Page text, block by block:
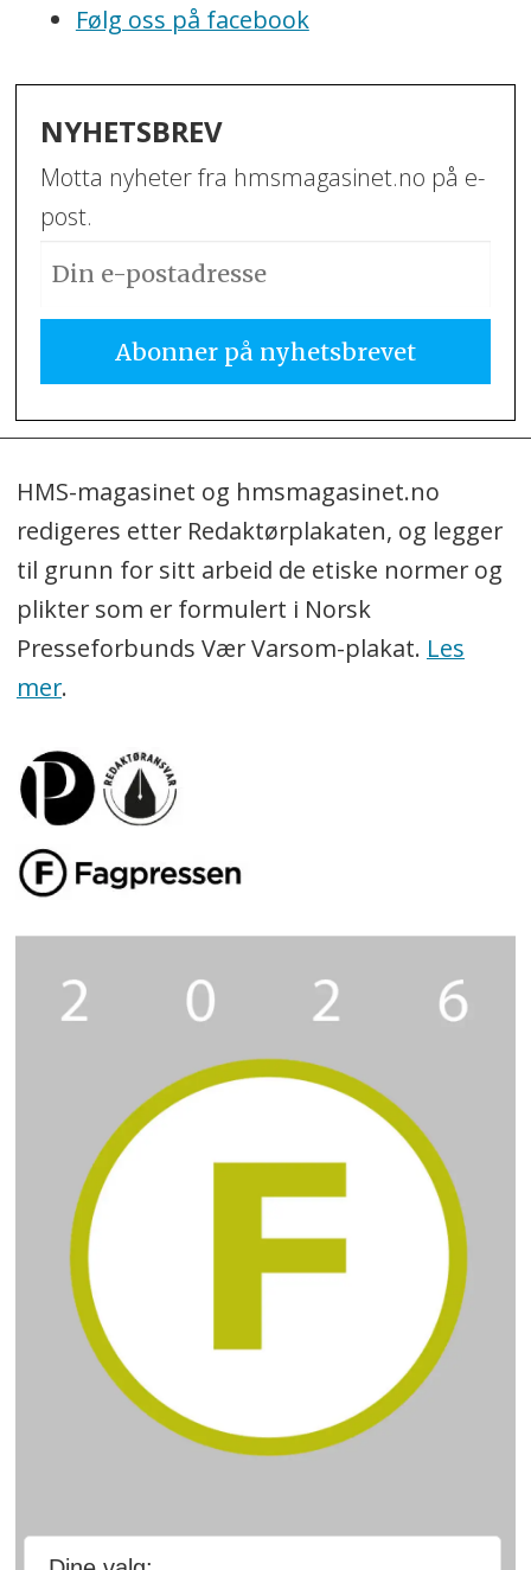
Følg oss på facebook
NYHETSBREV
Motta nyheter fra hmsmagasinet.no på e-
post.
HMS-magasinet og hmsmagasinet.no
redigeres etter Redaktørplakaten, og legger
til grunn for sitt arbeid de etiske normer og
plikter som er formulert i Norsk
Presseforbunds Vær Varsom-plakat. Les
mer.